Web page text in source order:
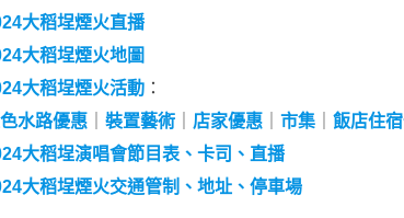
大稻埕煙火直播
大稻埕煙火地圖
大稻埕煙火活動 ：
水路優惠
裝置藝術 店家優惠 市集
飯店住
大稻埕演唱會節目表、卡司、直播
大稻埕煙火交通管制、地址、停車場